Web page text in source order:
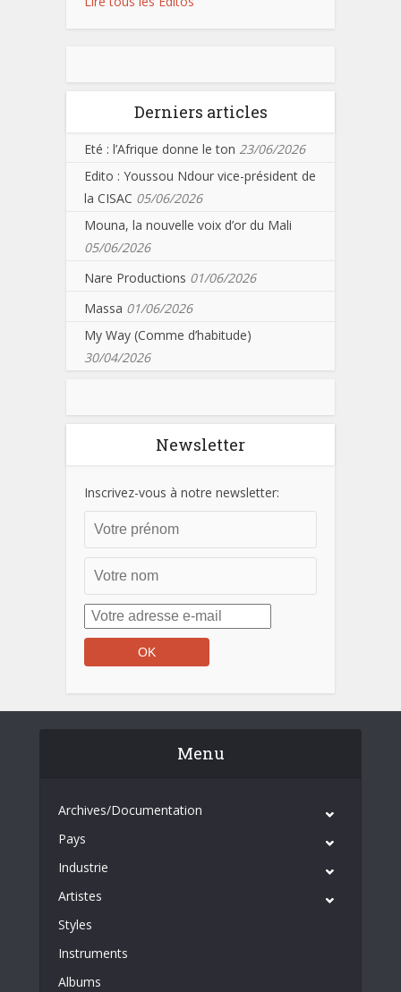
Derniers articles
Eté : l’Afrique donne le ton 23/06/2026
Edito : Youssou Ndour vice-président de
la CISAC 05/06/2026
Mouna, la nouvelle voix d’or du Mali
05/06/2026
Nare Productions 01/06/2026
Massa 01/06/2026
My Way (Comme d’habitude)
30/04/2026
Newsletter
Inscrivez-vous à notre newsletter:
Menu
Archives/Documentation
Pays
Industrie
Artistes
Styles
Instruments
Albums